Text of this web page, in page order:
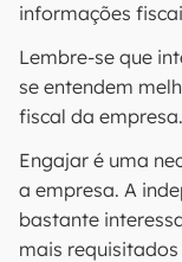
informações
Lembre-se que
se entendem
fiscal da empresa.
Engajar é uma
a empresa. A
bastante
mais